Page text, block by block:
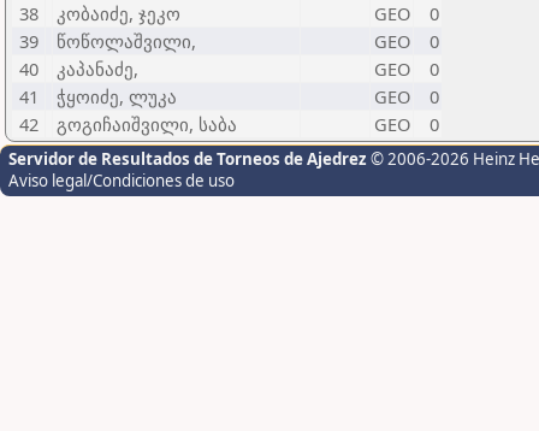
38
კობაიძე, ჯეკო GEO
0
39
წოწოლაშვილი, GEO
0
40
კაპანაძე, GEO
0
41
ჭყოიძე, ლუკა GEO
0
42
გოგიჩაიშვილი, საბა GEO 0
Servidor de Resultados de Torneos de Ajedrez © 2006-2026 Heinz
Aviso legal/Condiciones de uso